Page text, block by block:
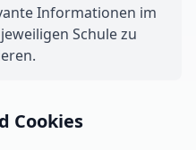
Informationen im
Schule zu
Cookies